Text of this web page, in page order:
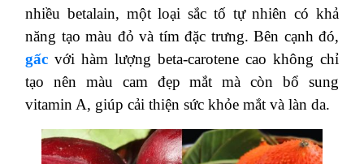
nhiều betalain, một loại sắc tố tự nhiên có khả
năng tạo màu đỏ và tím đặc trưng. Bên cạnh đó,
gấc với hàm lượng beta-carotene cao không chỉ
tạo nên màu cam đẹp mắt mà còn bổ sung
vitamin A, giúp cải thiện sức khỏe mắt và làn da​.